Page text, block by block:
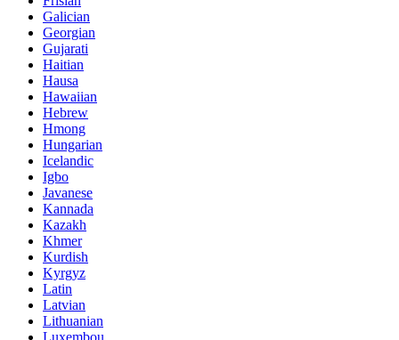
Galician
Georgian
Gujarati
Haitian
Hausa
Hawaiian
Hebrew
Hmong
Hungarian
Icelandic
Igbo
Javanese
Kannada
Kazakh
Khmer
Kurdish
Kyrgyz
Latin
Latvian
Lithuanian
Luxembou..